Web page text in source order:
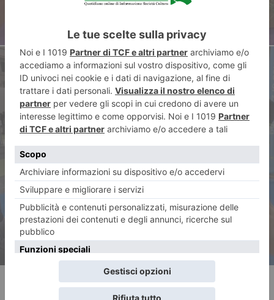
ARTICOLO SUCCESSIVO
Patto della Cultura Italia-Cina
per il centro restauro di
Venaria